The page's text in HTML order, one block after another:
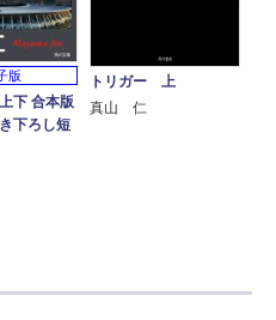
版
下 合本版
下ろし短
トリガー 上
真山 仁